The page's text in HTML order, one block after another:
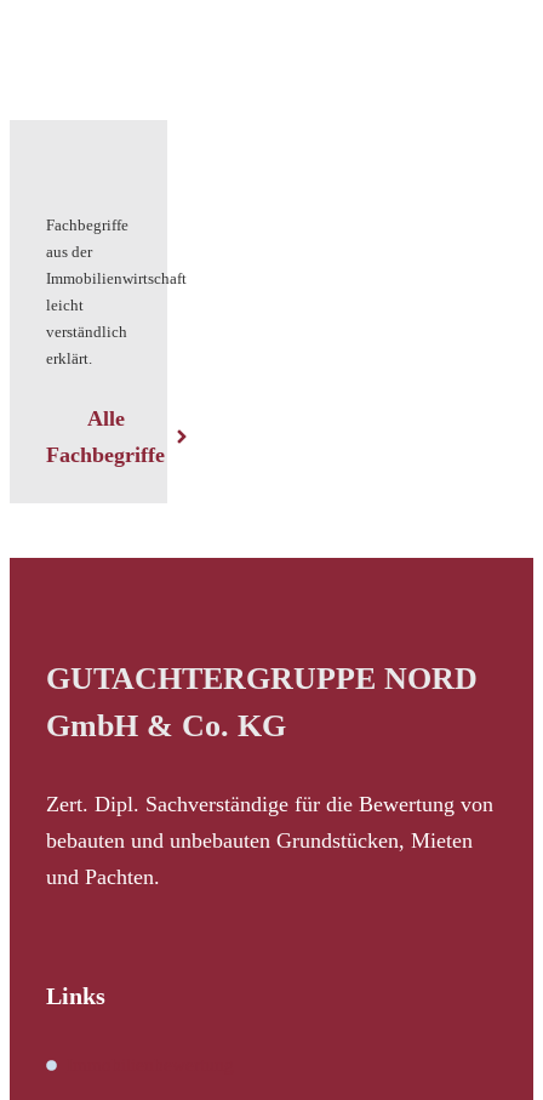
Fachbegriffe
aus der
Immobilienwirtschaft
leicht
verständlich
erklärt.
Alle
Fachbegriffe
GUTACHTERGRUPPE NORD
GmbH & Co. KG
Zert. Dipl. Sachverständige für die Bewertung von
bebauten und unbebauten Grundstücken, Mieten
und Pachten.
Links